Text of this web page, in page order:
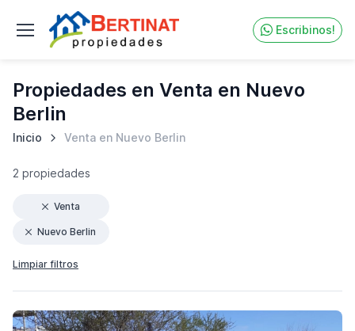
Escribinos!
Propiedades en Venta en Nuevo
Berlin
Inicio Venta en Nuevo Berlin
2 propiedades
Venta
Nuevo Berlin
Limpiar filtros